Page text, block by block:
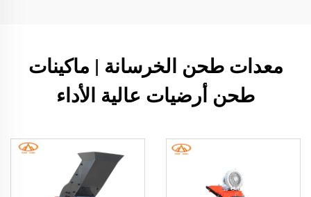
معدات طحن الخرسانة | ماكينات
طحن أرضيات عالية الأداء